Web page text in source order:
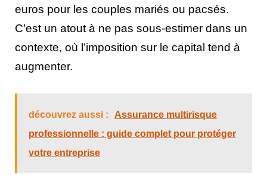
euros pour les couples mariés ou pacsés.
C’est un atout à ne pas sous-estimer dans un
contexte, où l’imposition sur le capital tend à
augmenter.
découvrez aussi :
Assurance multirisque
professionnelle : guide complet pour protéger
votre entreprise